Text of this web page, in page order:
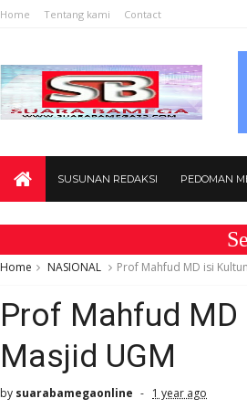
Home Tentang kami Contact
SUSUNAN REDAKSI PEDOMAN
Home NASIONAL Prof Mahfud MD isi
Prof Mahfud
Masjid UGM
by suarabamegaonline 1 year ago